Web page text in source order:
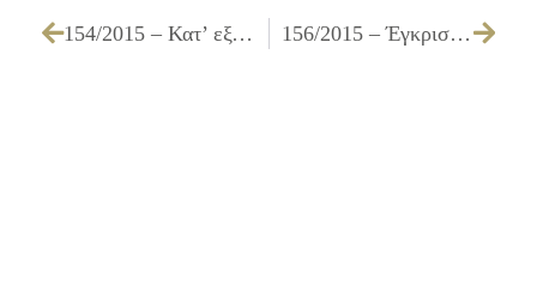
154/2015 – Κατ’ εξαίρεση άδεια οδήγησης επιβατικών και μικρών φορτηγών οχημάτων του Δήμου Ιλίου 156/2015 – Έγκριση πίστωσης και διάθεσης ποσού 2.199,99 € με ΦΠΑ, τεχνικών προδιαγραφών και καθορισμού τρόπου εκτέλεσης θεατρικής παράστασης στους χώρους των Παιδικών & Βρεφονηπιακών Σταθμών του Δήμου Ιλίου